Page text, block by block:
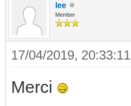
lee
Member
17/04/2019, 20:33:11
Merci